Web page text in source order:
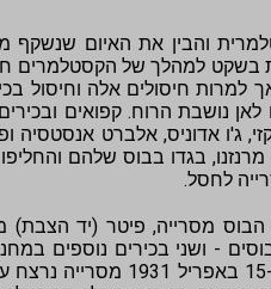
והבין את האיום שנשקף
בשקט למהלך של הקסטלמרים
אך למרות חיסולים אלה וחיסול
נושבת הרוח. קפואים
ג'ו אדוניס, אלברט אנסטסיה
בגדו בבוס שלהם
לחסל.
מסרייה, פיטר (יד הצבת)
- ושני בכירים נוספים
מינאו וסטיב פרג'ינו, מצבו של הבוס הפך נואש. ב-